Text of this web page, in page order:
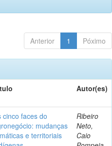
Anterior 1 Póximo
Autor(es)
cinco faces do
mudanças
e territoriais
Ribeiro
Neto,
Caio